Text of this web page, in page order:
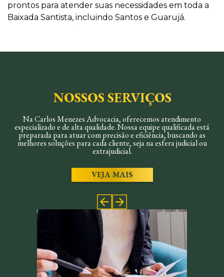
prontos para atender suas necessidades em toda a
Baixada Santista, incluindo Santos e Guarujá.
NOSSOS SERVIÇOS
Na Carlos Menezes Advocacia, oferecemos atendimento
especializado e de alta qualidade. Nossa equipe qualificada está
preparada para atuar com precisão e eficiência, buscando as
melhores soluções para cada cliente, seja na esfera judicial ou
extrajudicial.
VEJA MAIS